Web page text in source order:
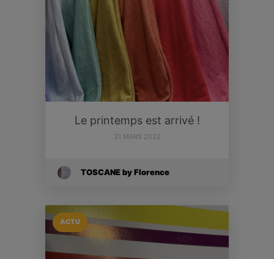
Le printemps est arrivé !
31 MARS 2022
TOSCANE by Florence
ACTU